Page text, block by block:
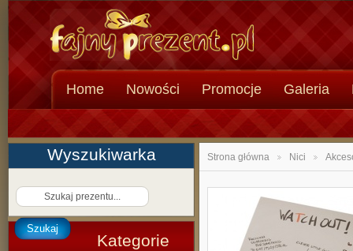
Home Nowości Promocje Galeria
Wyszukiwarka
Szukaj
Kategorie
Strona główna Nici